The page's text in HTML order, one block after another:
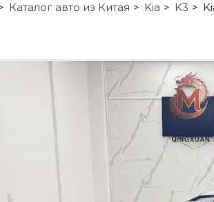
Каталог авто из Китая Kia K3